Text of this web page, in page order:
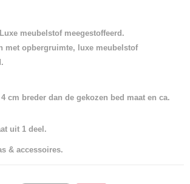
meubelstof meegestoffeerd.
met opbergruimte, luxe meubelstof
cm breder dan de gekozen bed maat en ca.
uit 1 deel.
& accessoires.